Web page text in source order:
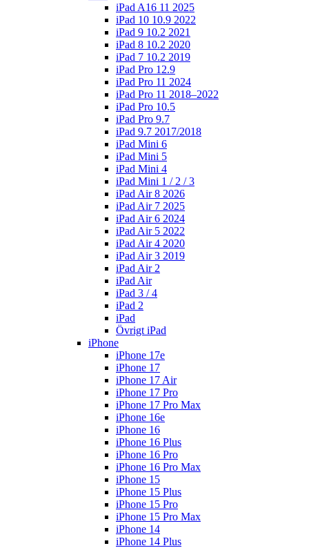
iPad A16 11 2025
iPad 10 10.9 2022
iPad 9 10.2 2021
iPad 8 10.2 2020
iPad 7 10.2 2019
iPad Pro 12.9
iPad Pro 11 2024
iPad Pro 11 2018–2022
iPad Pro 10.5
iPad Pro 9.7
iPad 9.7 2017/2018
iPad Mini 6
iPad Mini 5
iPad Mini 4
iPad Mini 1 / 2 / 3
iPad Air 8 2026
iPad Air 7 2025
iPad Air 6 2024
iPad Air 5 2022
iPad Air 4 2020
iPad Air 3 2019
iPad Air 2
iPad Air
iPad 3 / 4
iPad 2
iPad
Övrigt iPad
iPhone
iPhone 17e
iPhone 17
iPhone 17 Air
iPhone 17 Pro
iPhone 17 Pro Max
iPhone 16e
iPhone 16
iPhone 16 Plus
iPhone 16 Pro
iPhone 16 Pro Max
iPhone 15
iPhone 15 Plus
iPhone 15 Pro
iPhone 15 Pro Max
iPhone 14
iPhone 14 Plus